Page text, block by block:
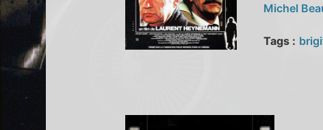
Michel
Tags :